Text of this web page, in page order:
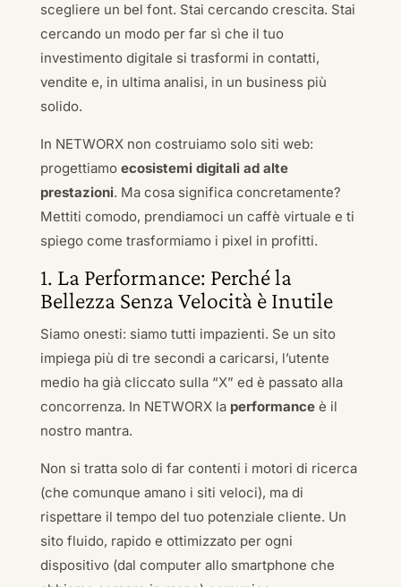
scegliere un bel font. Stai cercando crescita. Stai
cercando un modo per far sì che il tuo
investimento digitale si trasformi in contatti,
vendite e, in ultima analisi, in un business più
solido.
In NETWORX non costruiamo solo siti web:
progettiamo ecosistemi digitali ad alte
prestazioni. Ma cosa significa concretamente?
Mettiti comodo, prendiamoci un caffè virtuale e ti
spiego come trasformiamo i pixel in profitti.
1. La Performance: Perché la
Bellezza Senza Velocità è Inutile
Siamo onesti: siamo tutti impazienti. Se un sito
impiega più di tre secondi a caricarsi, l’utente
medio ha già cliccato sulla “X” ed è passato alla
concorrenza. In NETWORX la performanceè il
nostro mantra.
Non si tratta solo di far contenti i motori di ricerca
(che comunque amano i siti veloci), ma di
rispettare il tempo del tuo potenziale cliente. Un
sito fluido, rapido e ottimizzato per ogni
dispositivo (dal computer allo smartphone che